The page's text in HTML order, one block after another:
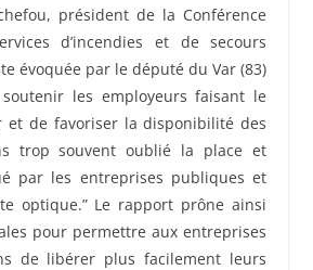
président de la Conférence
d’incendies et de secours
évoquée par le député du Var (83)
les employeurs faisant le
et de favoriser la disponibilité des
trop souvent oublié la place et
par les entreprises publiques et
optique.” Le rapport prône ainsi
pour permettre aux entreprises
de libérer plus facilement leurs